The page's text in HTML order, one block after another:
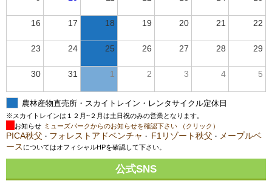
16 17 18 19 20 21 22
23 24 25 26 27 28 29
30 31 1 2 3 4 5
農林産物直売所・スカイトレイン・レンタサイクル定休日
※スカイトレインは１２月~２月は土日祝のみの営業となります。
お知らせ ミューズパークからのお知らせを確認下さい （クリック）
PICA秩父 ・ フォレストアドベンチャ ・ F1リゾート秩父 ・ メープルベ
ース についてはオフィシャルHPを確認して下さい。
公式SNS